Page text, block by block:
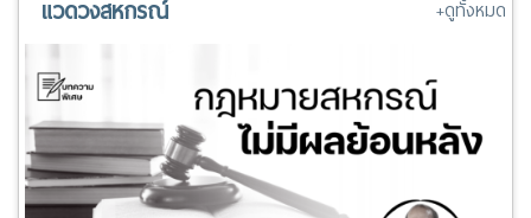
แวดวงสหกรณ์ +ดูทั้งหมด